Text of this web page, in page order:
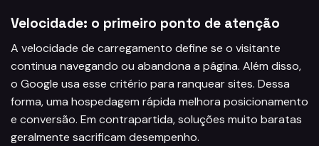
Velocidade: o primeiro ponto de atenção
A velocidade de carregamento define se o visitante
continua navegando ou abandona a página. Além disso,
o Google usa esse critério para ranquear sites. Dessa
forma, uma hospedagem rápida melhora posicionamento
e conversão. Em contrapartida, soluções muito baratas
geralmente sacrificam desempenho.